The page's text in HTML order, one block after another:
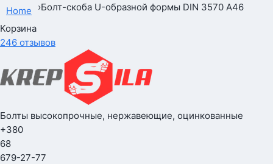
Home ›Болт-скоба U-образной формы DIN 3570 А46
Корзина
246 отзывов
Болты высокопрочные, нержавеющие, оцинкованные
+380
68
679-27-77